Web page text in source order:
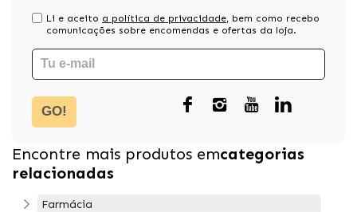
Li e aceito a política de privacidade, bem como recebo
comunicações sobre encomendas e ofertas da loja.
GO!
Encontre mais produtos emcategorias
relacionadas
Farmácia